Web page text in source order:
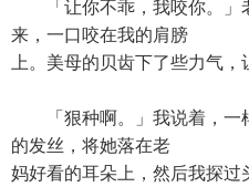
「让你不乖，我咬你。」
来，一口咬在我的肩膀
上。美母的贝齿下了些力气
「狠种啊。」我说着，一
的发丝，将她落在老
妈好看的耳朵上，然后我探